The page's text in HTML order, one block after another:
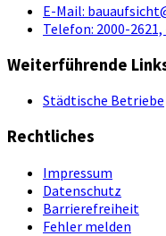
E-Mail:
Telefon: 2000-
Weiterführende
Städtische Betriebe
Rechtliches
Impressum
Datenschutz
Barrierefreiheit
Fehler melden